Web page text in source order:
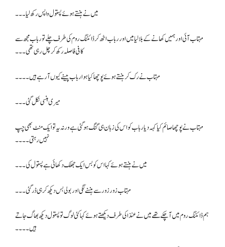
میں نے ہنستے ہوئے پستول واپس رکھ لیا۔۔۔
مہتاب آئی اور ہمیں کھانے کے بلا لیا میں اور رباب اٹھ کر ڈائننگ روم کی طرف چلے تو رباب مجھ سے
کافی فاصلہ رکھ کر چل رہی تھی۔۔۔
مہتاب نے رک کر ہنستے ہوئے پوچھا کیا ہوا رباب پیسنے کیوں آ رہے ہیں۔۔۔۔
میری ہنسی نکل گئی۔۔۔
مہتاب نے پوچھا صائم کیا کہہ دیا رباب کو اس کی زبان ہی گنگ ہو گئی ہے ورنہ یہ تو ایک منٹ بھی چپ
نہیں رہتی۔۔۔۔
میں نے ہنستے ہوئے کہا اس کو بس ایک جھلک دکھائی ہے پستول کی۔۔۔
مہتاب زور زور سے ہنسنے لگی اور بولی بس دیکھ کر ہی ڈر گئی ۔۔۔
ہم ڈائننگ روم میں آ چکے تھے میں نے عنذا کی طرف دیکھتے ہوئے کہا کئی لوگ تو پستول دیکھ بھاگ جاتے
ہیں ۔۔۔۔